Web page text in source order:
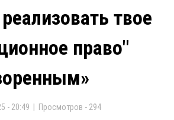
твое
право"
- 20:49 | Просмотров - 294